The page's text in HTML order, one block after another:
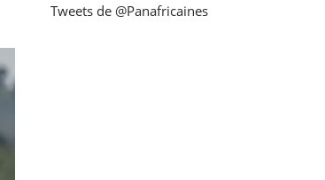
Tweets de @Panafricaines